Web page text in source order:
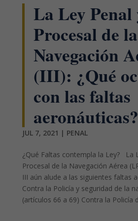
La Ley Penal
Procesal de la
Navegación
(III): ¿Qué
con las faltas
aeronáuticas?
JUL 7, 2021 | PENAL
¿Qué Faltas contempla la Ley? La
Procesal de la Navegación Aérea
III aún alude a las siguientes faltas
Contra la Policía y seguridad de la
(artículos 66 a 69) Contra la Policía